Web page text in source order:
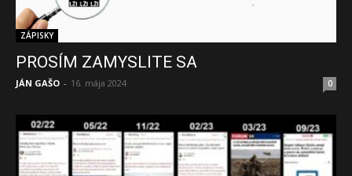
ZÁPISKY
PROSÍM ZAMYSLITE SA
JÁN GAŠO - 16. mája 2024 0